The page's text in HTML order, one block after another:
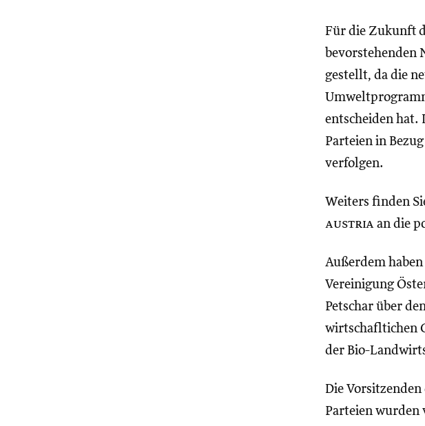
Für die Zukunft
bevorstehenden
gestellt, da die
entscheiden hat.
Parteien in
verfolgen.
Weiters finden
austria an die
Außerdem
Vereinigung
Petschar über
wirtschafltichen
der Bio-
Die
Parteien wurden